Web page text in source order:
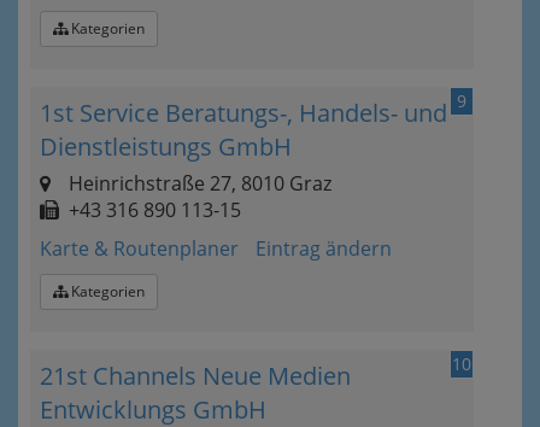
Kategorien
9
1st Service Beratungs-, Handels- und
Dienstleistungs GmbH
Heinrichstraße 27, 8010 Graz
+43 316 890 113-15
Karte & Routenplaner
Eintrag ändern
Kategorien
10
21st Channels Neue Medien
Entwicklungs GmbH